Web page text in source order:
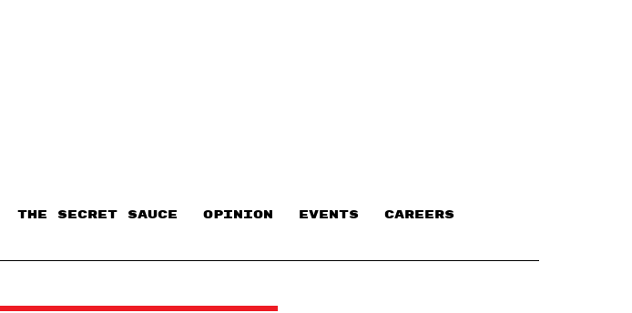
THE SECRET SAUCE​ OPINION EVENTS CAREERS